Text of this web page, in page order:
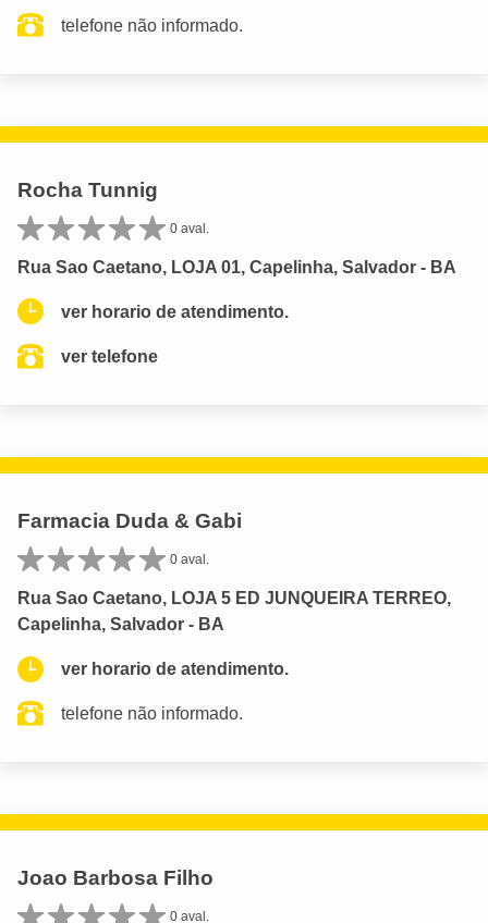
telefone não informado.
Rocha Tunnig
0 aval.
Rua Sao Caetano, LOJA 01, Capelinha, Salvador - BA
ver horario de atendimento.
ver telefone
Farmacia Duda & Gabi
0 aval.
Rua Sao Caetano, LOJA 5 ED JUNQUEIRA TERREO,
Capelinha, Salvador - BA
ver horario de atendimento.
telefone não informado.
Joao Barbosa Filho
0 aval.